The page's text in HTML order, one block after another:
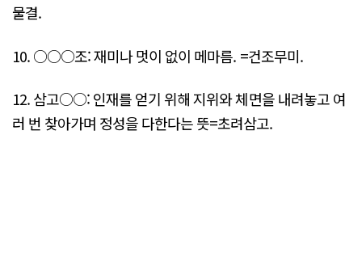
물결.
10. ○○○조: 재미나 멋이 없이 메마름. =건조무미.
12. 삼고○○: 인재를 얻기 위해 지위와 체면을 내려놓고 여
러 번 찾아가며 정성을 다한다는 뜻=초려삼고.